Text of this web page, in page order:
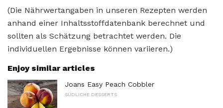
(Die Nährwertangaben in unseren Rezepten werden
anhand einer Inhaltsstoffdatenbank berechnet und
sollten als Schätzung betrachtet werden. Die
individuellen Ergebnisse können variieren.)
Enjoy similar articles
Joans Easy Peach Cobbler
SÜDLICHE DESSERTS